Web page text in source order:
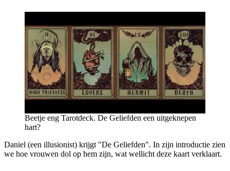
Beetje eng Tarotdeck. De Geliefden een uitgeknepen
hart?
Daniel (een illusionist) krijgt "De Geliefden". In zijn introductie zien
we hoe vrouwen dol op hem zijn, wat wellicht deze kaart verklaart.